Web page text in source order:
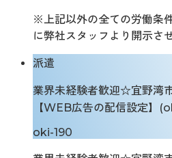
※上記以外の全ての労働条
に弊社スタッフより開示さ
派遣
業界未経験者歓迎☆宜野湾
【WEB広告の配信設定】
oki-190